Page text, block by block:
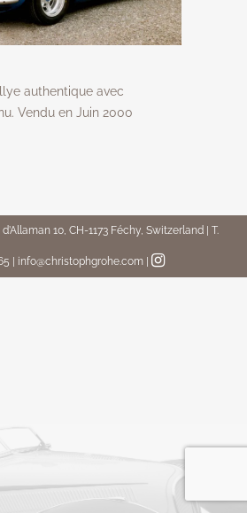
authentique avec
Vendu en Juin 2000
10, CH-1173 Féchy, Switzerland | T.
| info@christophgrohe.com